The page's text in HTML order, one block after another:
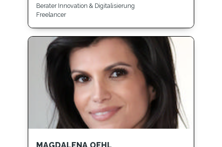
Berater Innovation & Digitalisierung
Freelancer